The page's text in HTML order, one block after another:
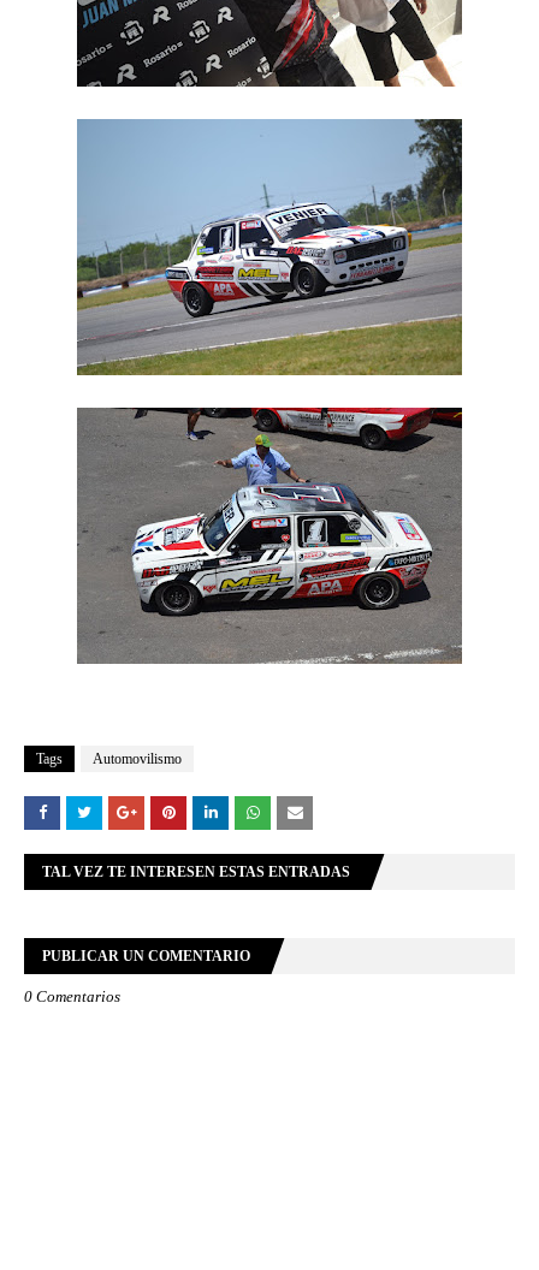
Tags Automovilismo
TAL VEZ TE INTERESEN ESTAS ENTRADAS
PUBLICAR UN COMENTARIO
0 Comentarios